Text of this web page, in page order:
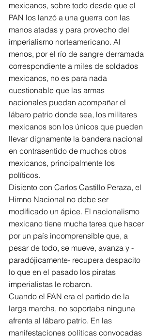
mexicanos, sobre todo desde que el
PAN los lanzó a una guerra con las
manos atadas y para provecho del
imperialismo norteamericano. Al
menos, por el río de sangre derramada
correspondiente a miles de soldados
mexicanos, no es para nada
cuestionable que las armas
nacionales puedan acompañar el
lábaro patrio donde sea, los militares
mexicanos son los únicos que pueden
llevar dignamente la bandera nacional
en contrasentido de muchos otros
mexicanos, principalmente los
políticos.
Disiento con Carlos Castillo Peraza, el
Himno Nacional no debe ser
modificado un ápice. El nacionalismo
mexicano tiene mucha tarea que hacer
por un país incomprensible que, a
pesar de todo, se mueve, avanza y -
paradójicamente- recupera despacito
lo que en el pasado los piratas
imperialistas le robaron.
Cuando el PAN era el partido de la
larga marcha, no soportaba ninguna
afrenta al lábaro patrio. En las
manifestaciones políticas convocadas